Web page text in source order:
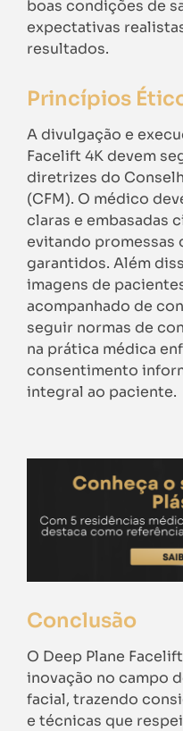
boas condições de
expectativas
resultados.
Princípios
A divulgação e
Facelift 4K devem
diretrizes do
(CFM). O médico
claras e embasadas
evitando promessas
garantidos. Além
imagens de
acompanhado de
seguir normas de
na prática médica
consentimento
integral ao paciente.
Conclusão
O Deep Plane
inovação no campo
facial, trazendo
e técnicas que